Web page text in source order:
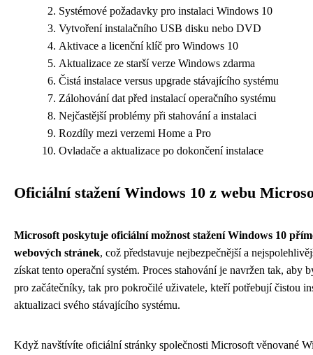
Systémové požadavky pro instalaci Windows 10
Vytvoření instalačního USB disku nebo DVD
Aktivace a licenční klíč pro Windows 10
Aktualizace ze starší verze Windows zdarma
Čistá instalace versus upgrade stávajícího systému
Zálohování dat před instalací operačního systému
Nejčastější problémy při stahování a instalaci
Rozdíly mezi verzemi Home a Pro
Ovladače a aktualizace po dokončení instalace
Oficiální stažení Windows 10 z webu
Microsoft poskytuje oficiální možnost stažení Windows 10
webových stránek, což představuje nejbezpečnější a
získat tento operační systém. Proces stahování je navržen tak, aby
pro začátečníky, tak pro pokročilé uživatele, kteří potřebují čistou
aktualizaci svého stávajícího systému.
Když navštívíte oficiální stránky společnosti Microsoft věnované